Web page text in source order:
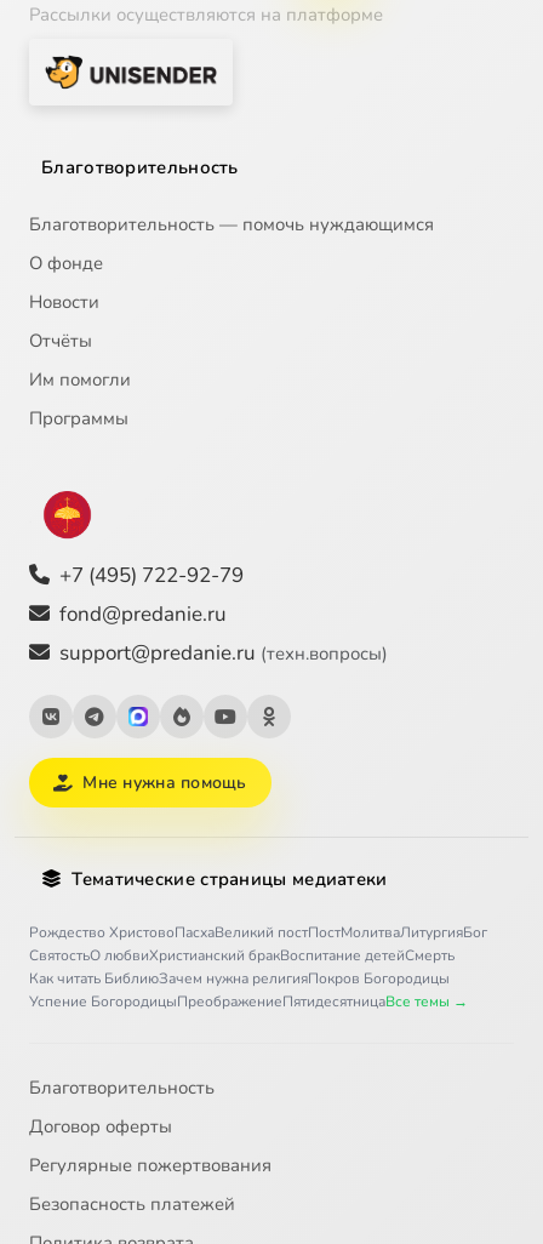
Рассылки осуществляются на платформе
Благотворительность
Благотворительность — помочь нуждающимся
О фонде
Новости
Отчёты
Им помогли
Программы
+7 (495) 722-92-79
fond@predanie.ru
support@predanie.ru (техн.вопросы)
Мне нужна помощь
Тематические страницы медиатеки
Рождество ХристовоПасхаВеликий постПостМолитваЛитургияБог
СвятостьО любвиХристианский бракВоспитание детейСмерть
Как читать БиблиюЗачем нужна религияПокров Богородицы
Успение БогородицыПреображениеПятидесятницаВсе темы →
Благотворительность
Договор оферты
Регулярные пожертвования
Безопасность платежей